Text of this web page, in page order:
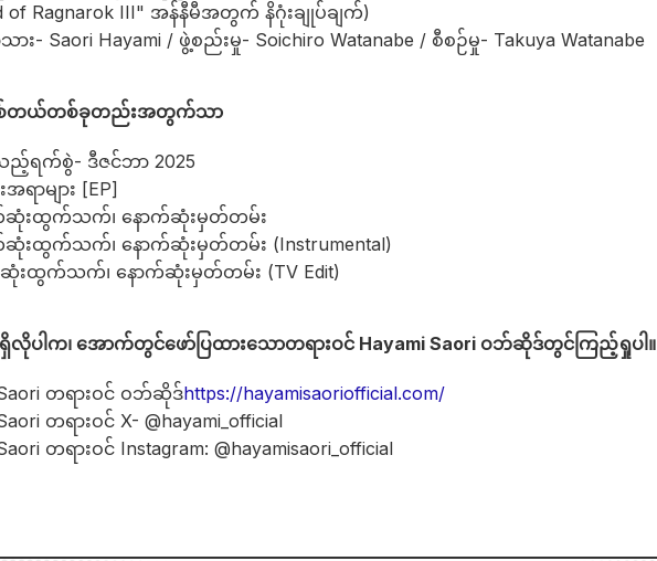
of Ragnarok III" အန်နီမီအတွက် နိဂုံးချုပ်ချက်)
ား- Saori Hayami / ဖွဲ့စည်းမှု- Soichiro Watanabe / စီစဉ်မှု- Takuya Watanabe
စ်တယ်တစ်ခုတည်းအတွက်သာ
ရက်စွဲ- ဒီဇင်ဘာ 2025
ရာများ [EP]
းထွက်သက်၊ နောက်ဆုံးမှတ်တမ်း
းထွက်သက်၊ နောက်ဆုံးမှတ်တမ်း (Instrumental)
းထွက်သက်၊ နောက်ဆုံးမှတ်တမ်း (TV Edit)
လိုပါက၊ အောက်တွင်ဖော်ပြထားသောတရားဝင် Hayami Saori ဝဘ်ဆိုဒ်တွင်ကြည့်ရှုပါ။
Saori တရားဝင် ဝဘ်ဆိုဒ်https://hayamisaoriofficial.com/
တရားဝင် X- @hayami_official
တရားဝင် Instagram: @hayamisaori_official